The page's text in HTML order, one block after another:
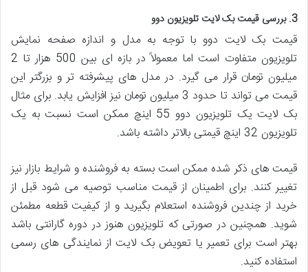
3. بررسی قیمت بک لایت تلویزیون دوو
قیمت بک لایت دوو با توجه به مدل و اندازه صفحه نمایش
تلویزیون متفاوت است اما معمولاً در بازه ای بین 500 هزار تا 2
میلیون تومان قرار می گیرد. در مدل های پیشرفته تر و بزرگتر این
قیمت می تواند تا حدود 3 میلیون تومان نیز افزایش یابد. برای مثال
بک لایت یک تلویزیون دوو 55 اینچ ممکن است نسبت به یک
تلویزیون 32 اینچ قیمتی بالاتر داشته باشد.
قیمت های ذکر شده ممکن است بسته به فروشنده و شرایط بازار نیز
تغییر کنند. برای اطمینان از قیمت مناسب توصیه می شود قبل از
خرید از چندین فروشنده استعلام بگیرید و از کیفیت قطعه مطمئن
شوید. همچنین در صورتی که تلویزیون هنوز در دوره گارانتی باشد
بهتر است برای تعمیر یا تعویض بک لایت از نمایندگی های رسمی
استفاده کنید.